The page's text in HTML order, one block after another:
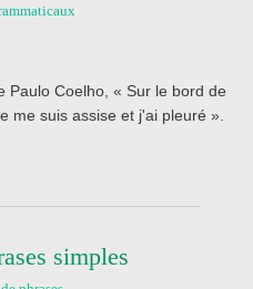
Paulo Coelho, « Sur le bord de
me suis assise et j'ai pleuré ».
simples